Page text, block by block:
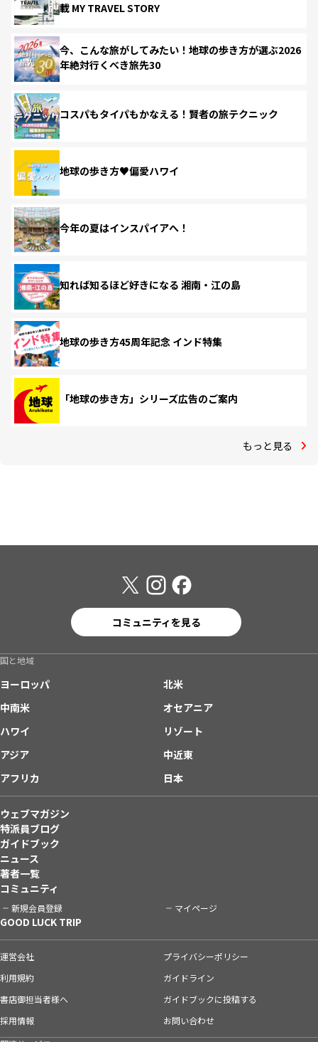
載 MY TRAVEL STORY
今、こんな旅がしてみたい！地球の歩き方が選ぶ2026
年絶対行くべき旅先30
コスパもタイパもかなえる！賢者の旅テクニック
地球の歩き方♥偏愛ハワイ
今年の夏はインスパイアへ！
知れば知るほど好きになる 湘南・江の島
地球の歩き方45周年記念 インド特集
「地球の歩き方」シリーズ広告のご案内
もっと見る
コミュニティを見る
国と地域
ヨーロッパ
北米
中南米
オセアニア
ハワイ
リゾート
アジア
中近東
アフリカ
日本
ウェブマガジン
特派員ブログ
ガイドブック
ニュース
著者一覧
コミュニティ
新規会員登録 マイページ
GOOD LUCK TRIP
運営会社
プライバシーポリシー
利用規約
ガイドライン
書店御担当者様へ
ガイドブックに投稿する
採用情報
お問い合わせ